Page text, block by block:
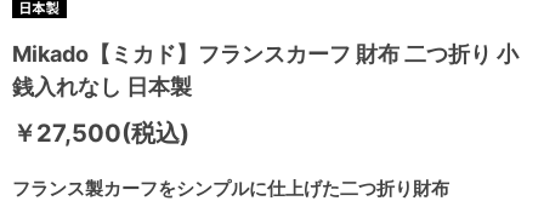
Mikado【ミカド】フランスカーフ 財布 二つ折り 小
銭入れなし 日本製
フランス製カーフをシンプルに仕上げた二つ折り財布
￥27,500(税込)